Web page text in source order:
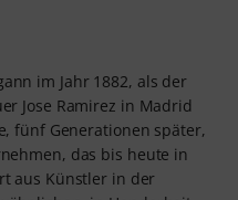
im Jahr 1882, als der
Jose Ramirez in Madrid
fünf Generationen später,
das bis heute in
aus Künstler in der